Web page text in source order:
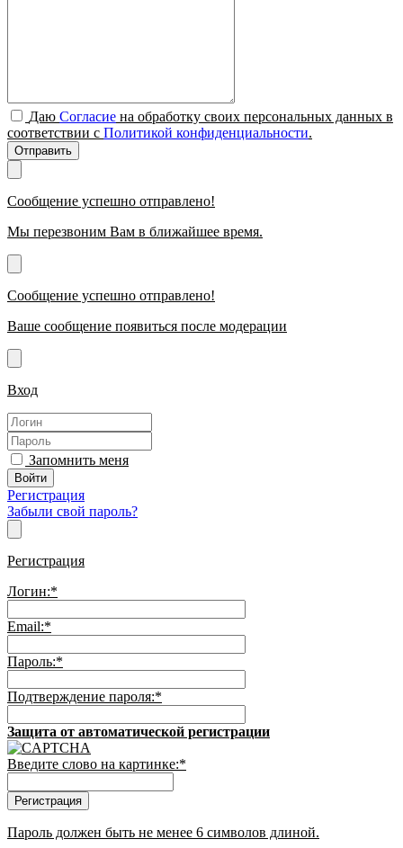
Даю Согласие на обработку своих персональных данных в
соответствии с Политикой конфиденциальности.
Отправить
Сообщение успешно отправлено!
Мы перезвоним Вам в ближайшее время.
Сообщение успешно отправлено!
Ваше сообщение появиться после модерации
Вход
Запомнить меня
Регистрация
Забыли свой пароль?
Регистрация
Логин:*
Email:*
Пароль:*
Подтверждение пароля:*
Защита от автоматической регистрации
Введите слово на картинке:*
Пароль должен быть не менее 6 символов длиной.